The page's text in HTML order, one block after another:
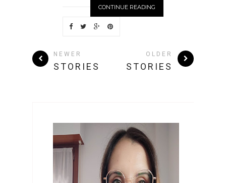
CONTINUE READING
NEWER
STORIES
OLDER
STORIES